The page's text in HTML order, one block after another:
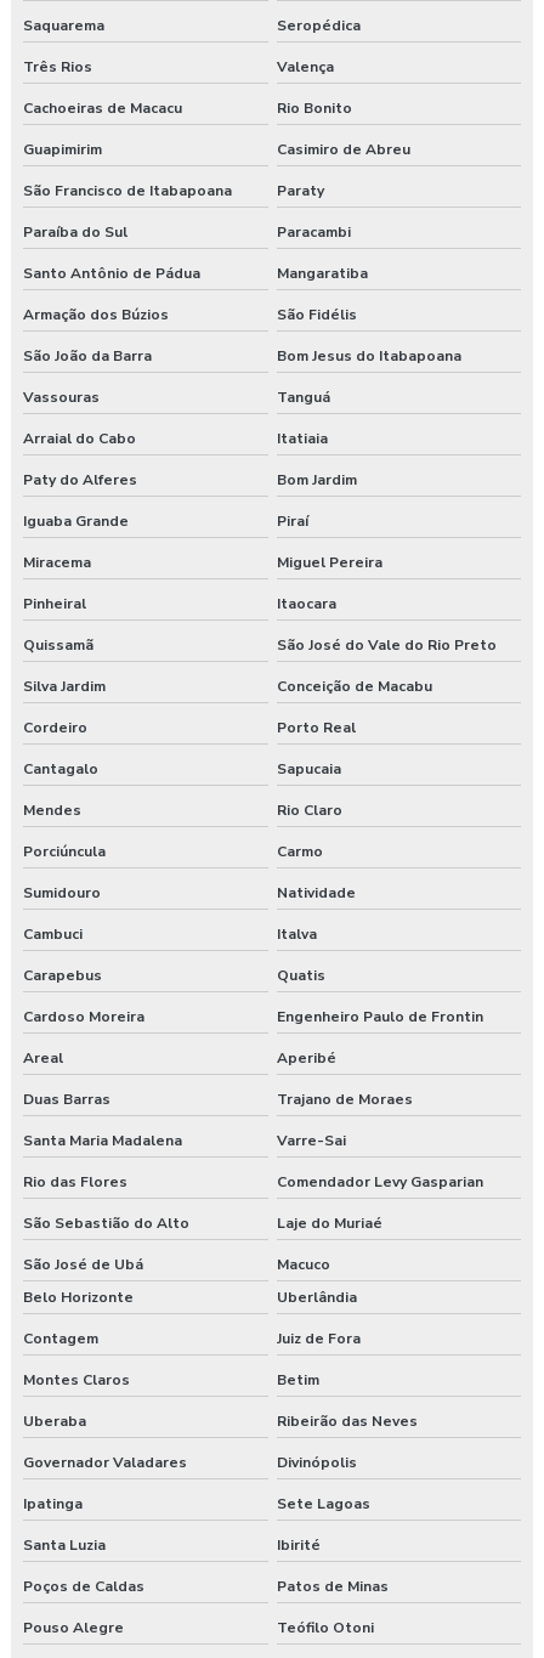
Consultoria em segurança do trabalho e meio ambiente
Consultoria e segurança no trabalho
Curso esocial para segurança do trabalho
Curso de nr 17
Curso nr 31
Curso segurança do trabalho
Empresa de consultoria em saúde e segurança do trabalho
Empresa de consultoria segurança do trabalho
Empresa de consultoria técnico de segurança do trabalho
Empresa especializada em segurança do trabalho
Empresa de exame demissional
Empresa de higiene ocupacional
Empresa de medicina no trabalho
Empresa prestadora de serviços de segurança do trabalho
Empresa que faz exame admissional
Empresa que faz pgr
Empresa de saúde e segurança do trabalho
Empresa de segurança do trabalho
Empresa de treinamento segurança do trabalho
Empresas de segurança e saúde do trabalho
Esocial para segurança do trabalho
Esocial segurança do trabalho empresas
Exame admissional guarapuava
Exame admissional em pinhão
Exame admissional preço
Exame admissional em turvo
Exame aso admissional
Exame aso preço
Exame aso valor
Exame demissional preço
Saquarema Seropédica
Três Rios Valença
Cachoeiras de Macacu Rio Bonito
Guapimirim Casimiro de Abreu
São Francisco de Itabapoana Paraty
Paraíba do Sul Paracambi
Santo Antônio de Pádua Mangaratiba
Armação dos Búzios São Fidélis
São João da Barra Bom Jesus do Itabapoana
Vassouras Tanguá
Arraial do Cabo Itatiaia
Paty do Alferes Bom Jardim
Iguaba Grande Piraí
Miracema Miguel Pereira
Pinheiral Itaocara
Quissamã São José do Vale do Rio Preto
Silva Jardim Conceição de Macabu
Cordeiro Porto Real
Cantagalo Sapucaia
Mendes Rio Claro
Porciúncula Carmo
Sumidouro Natividade
Cambuci Italva
Carapebus Quatis
Cardoso Moreira Engenheiro Paulo de Frontin
Areal Aperibé
Duas Barras Trajano de Moraes
Santa Maria Madalena Varre-Sai
Rio das Flores Comendador Levy Gasparian
São Sebastião do Alto Laje do Muriaé
São José de Ubá
Macuco
Belo Horizonte
Uberlândia
Contagem Juiz de Fora
Montes Claros Betim
Uberaba Ribeirão das Neves
Governador Valadares Divinópolis
Ipatinga Sete Lagoas
Santa Luzia Ibirité
Poços de Caldas Patos de Minas
Pouso Alegre Teófilo Otoni